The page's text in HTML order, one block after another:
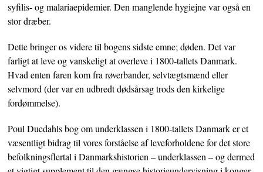
syfilis- og malariaepidemier. Den manglende hygiejne var også en
stor dræber.
Dette bringer os videre til bogens sidste emne; døden. Det var
farligt at leve og vanskeligt at overleve i 1800-tallets Danmark.
Hvad enten faren kom fra røverbander, selvtægtsmænd eller
selvmord (der var en udbredt dødsårsag trods den kirkelige
fordømmelse).
Poul Duedahls bog om underklassen i 1800-tallets Danmark er et
væsentligt bidrag til vores forståelse af leveforholdene for det store
befolkningsflertal i Danmarkshistorien – underklassen – og dermed